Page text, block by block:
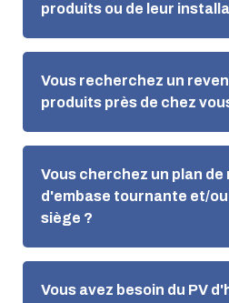
produits ou de leur
Vous recherchez un
produits près de chez
Vous cherchez un plan de
d'embase tournante et/
siège ?
Vous avez besoin du PV